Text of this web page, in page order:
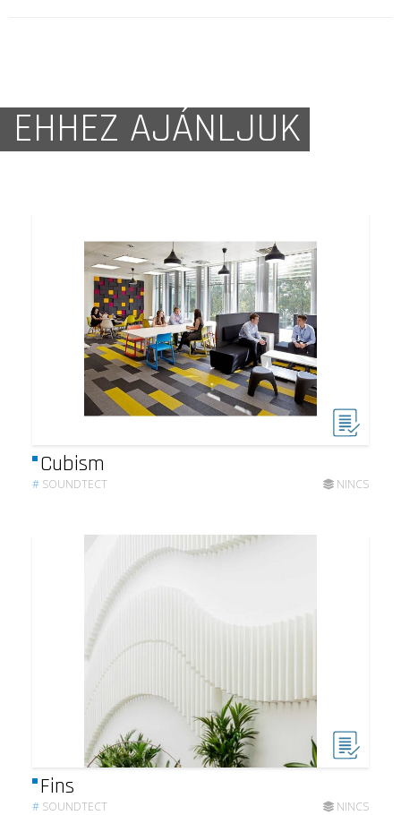
EHHEZ AJÁNLJUK
Cubism
# SOUNDTECT NINCS
Fins
# SOUNDTECT NINCS